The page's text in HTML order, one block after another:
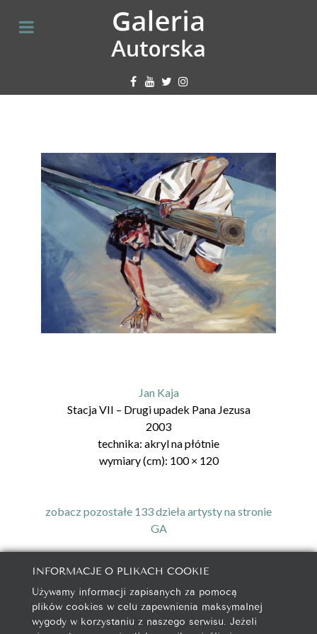
Jan Kaja
Stacja VII – Drugi upadek Pana Jezusa
2003
technika: akryl na płótnie
wymiary (cm): 100× 120
zobacz pozostałe 133 dzieła artysty na stronie
GA
galeria@autorska.pl
608 596 314
85-078 Bydgoszcz, ul. Chocimska 5
INFORMACJE O PLIKACH COOKIE
Używamy informacji zapisanych za pomocą
plików cookies w celu zapewnienia maksymalnej
wygody w korzystaniu z naszego serwisu. Jeżeli